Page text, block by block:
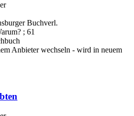
Buchverl.
; 61
Anbieter wechseln - wird in neuem